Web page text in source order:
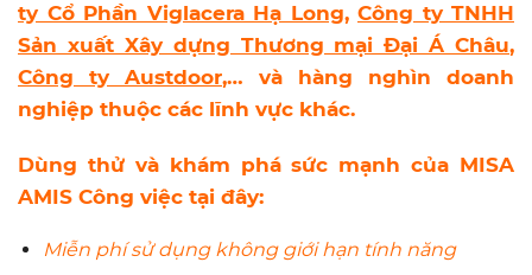
ty Cổ Phần Viglacera Hạ Long, Công ty TNHH
Sản xuất Xây dựng Thương mại Đại Á Châu,
Công ty Austdoor,… và hàng nghìn doanh
nghiệp thuộc các lĩnh vực khác.
Dùng thử và khám phá sức mạnh của MISA
AMIS Công việc tại đây:
Miễn phí sử dụng không giới hạn tính năng